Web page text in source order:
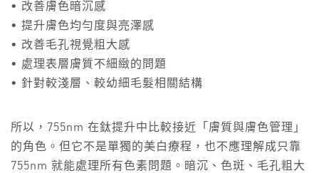
• 改善膚色暗沉感
• 提升膚色均勻度與亮澤感
• 改善毛孔視覺粗大感
• 處理表層膚質不細緻的問題
• 針對較淺層、較幼細毛髮相關結構
所以，755nm 在鈦提升中比較接近「膚質與膚色管理」
的角色。但它不是單獨的美白療程，也不應理解成只靠
755nm 就能處理所有色素問題。暗沉、色斑、毛孔粗大